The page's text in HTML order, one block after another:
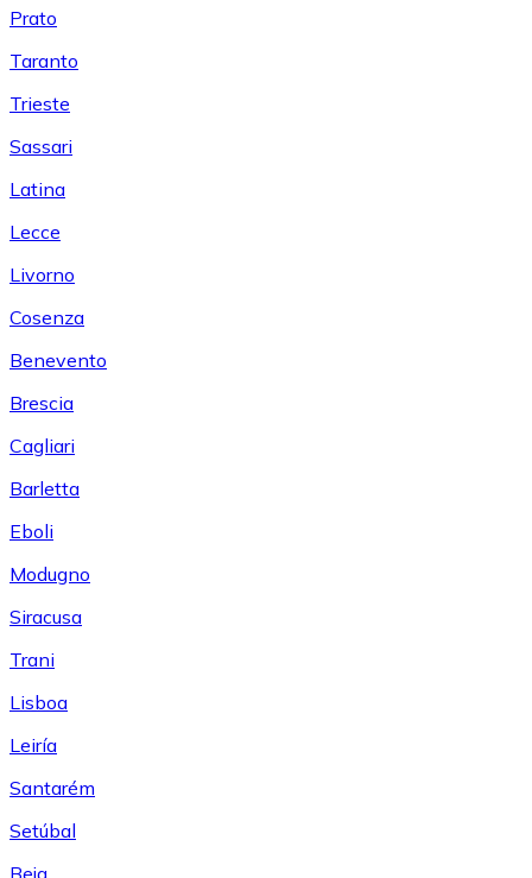
Prato
Taranto
Trieste
Sassari
Latina
Lecce
Livorno
Cosenza
Benevento
Brescia
Cagliari
Barletta
Eboli
Modugno
Siracusa
Trani
Lisboa
Leiría
Santarém
Setúbal